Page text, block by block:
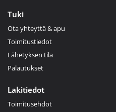
Tuki
Ota yhteyttä & apu
Toimitustiedot
Lähetyksen tila
Palautukset
Lakitiedot
Toimitusehdot